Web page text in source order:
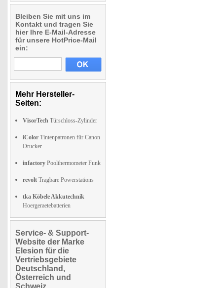
Bleiben Sie mit uns im
Kontakt und tragen Sie
hier Ihre E-Mail-Adresse
für unsere HotPrice-Mail
ein:
Mehr Hersteller-
Seiten:
VisorTech Türschloss-Zylinder
iColor Tintenpatronen für Canon
Drucker
infactory Poolthermometer Funk
revolt Tragbare Powerstations
tka Köbele Akkutechnik
Hoergeraetebatterien
Service- & Support-
Website der Marke
Elesion für die
Vertriebsgebiete
Deutschland,
Österreich und
Schweiz